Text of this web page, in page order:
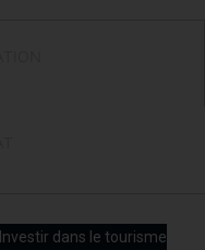
Investir dans le tourisme